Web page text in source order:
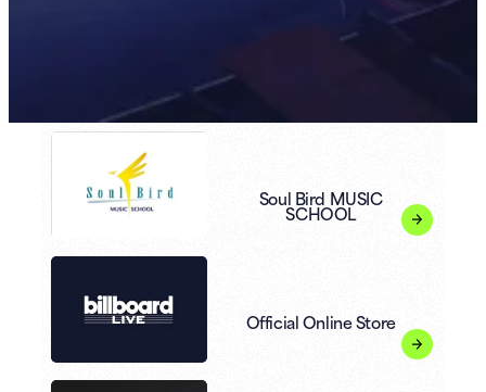
Soul Bird MUSIC
SCHOOL
Official Online Store